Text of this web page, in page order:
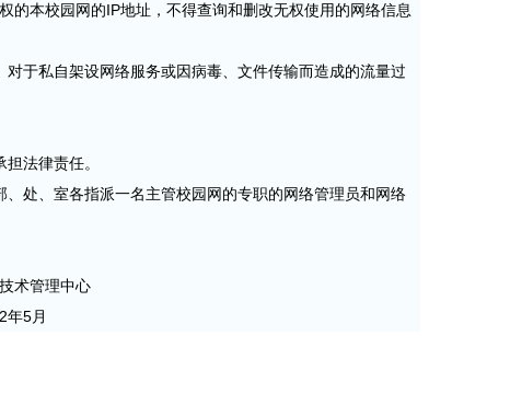
的本校园网的IP地址，不得查询和删改无权使用的网络信息
于私自架设网络服务或因病毒、文件传输而造成的流量过
法律责任。
处、室各指派一名主管校园网的专职的网络管理员和网络
术管理中心